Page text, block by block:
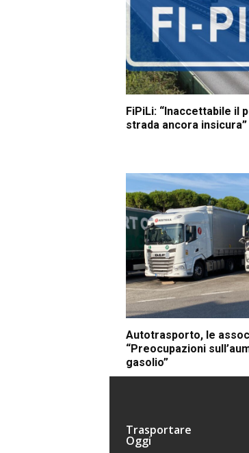
FiPiLi: “Inaccettabile il
strada ancora insicura”
Autotrasporto, le
“Preocupazioni
gasolio”
Trasportare
Oggi